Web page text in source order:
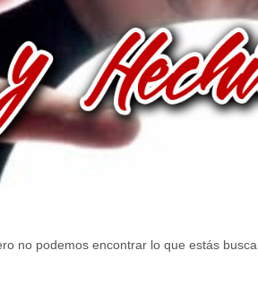
no podemos encontrar lo que estás